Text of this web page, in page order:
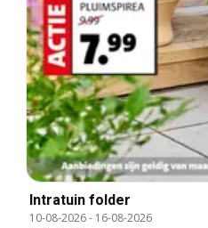
Intratuin folder
10-08-2026- 16-08-2026